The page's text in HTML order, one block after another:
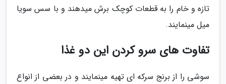
تازه و خام را به قطعات کوچک برش میدهند و با سس سویا
میل مینمایند.
تفاوت های سرو کردن این دو غذا
سوشی را از برنج سرکه ای تهیه مینمایند و در بعضی از انواع